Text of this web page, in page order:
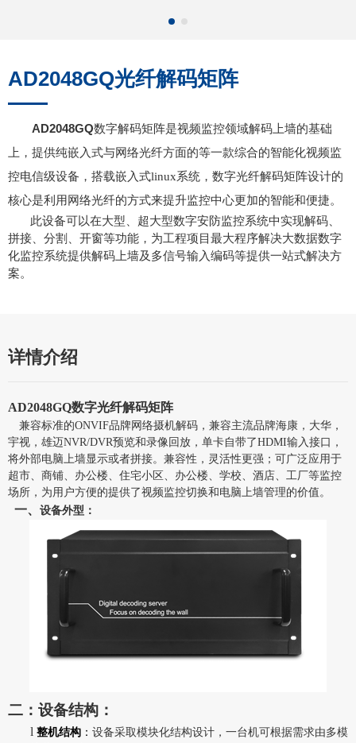
AD2048GQ光纤解码矩阵
AD2048GQ数字解码矩阵是视频监控领域解码上墙的基础
上，提供纯嵌入式与网络光纤方面的等一款综合的智能化视频监
控电信级设备，搭载嵌入式linux系统， 数字光纤解码矩阵设计的
核心是利用网络光纤的方式来提升监控中心更加的智能和便捷。
此设备可以在大型、超大型数字安防监控系统中实现解码、
拼接、分割、开窗等功能，为工程项目最大程序解决大数据数字
化监控系统提供解码上墙及多信号输入编码等提供一站式解决方
案。
详情介绍
AD2048GQ数字光纤解码矩阵
兼容标准的ONVIF品牌网络摄机解码，兼容主流品牌海康，大华，
宇视，雄迈NVR/DVR预览和录像回放，单卡自带了HDMI输入接口，
将外部电脑上墙显示或者拼接。兼容性，灵活性更强；可广泛应用于
超市、商铺、办公楼、住宅小区、办公楼、学校、酒店、工厂等监控
场所，为用户方便的提供了视频监控切换和电脑上墙管理的价值。
一、 设备外型：
二：设备结构：
l 整机结构 ： 设备采取模块化结构设计，一台机可根据需求由多模